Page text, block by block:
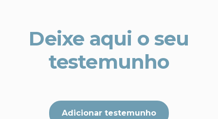
Deixe aqui o seu
testemunho
Adicionar testemunho